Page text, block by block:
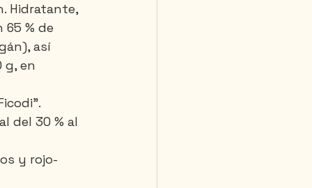
Hidratante,
% de
así
g, en
del 30 % al
y rojo-